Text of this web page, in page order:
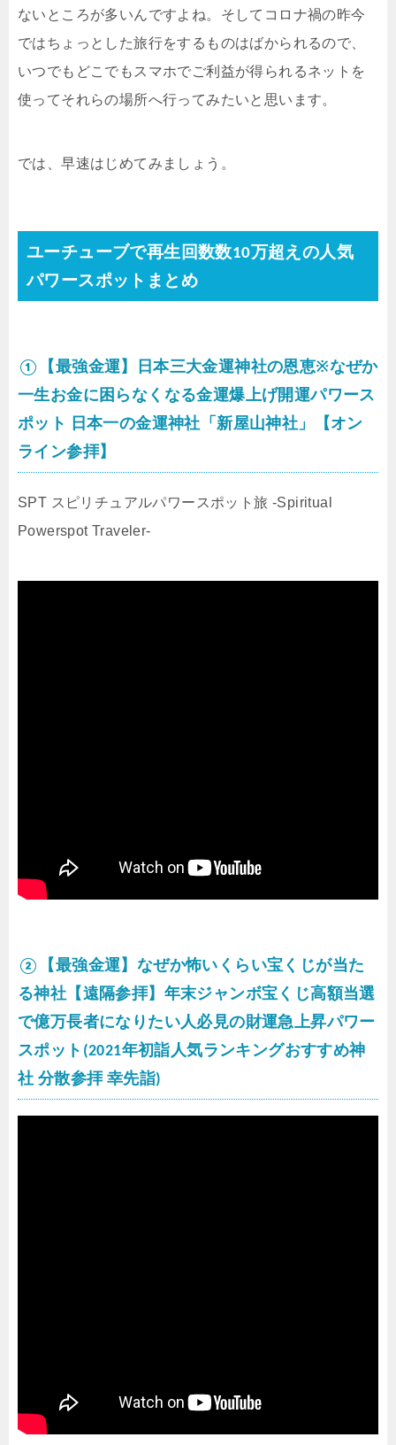
ないところが多いんですよね。そしてコロナ禍の昨今
ではちょっとした旅行をするものはばかられるので、
いつでもどこでもスマホでご利益が得られるネットを
使ってそれらの場所へ行ってみたいと思います。
では、早速はじめてみましょう。
ユーチューブで再生回数数10万超えの人気
パワースポットまとめ
①【最強金運】日本三大金運神社の恩恵※なぜか
一生お金に困らなくなる金運爆上げ開運パワース
ポット 日本一の金運神社「新屋山神社」【オン
ライン参拝】
SPT スピリチュアルパワースポット旅 -Spiritual
Powerspot Traveler-
②【最強金運】なぜか怖いくらい宝くじが当た
る神社【遠隔参拝】年末ジャンボ宝くじ高額当選
で億万長者になりたい人必見の財運急上昇パワー
スポット(2021年初詣人気ランキングおすすめ神
社 分散参拝 幸先詣)